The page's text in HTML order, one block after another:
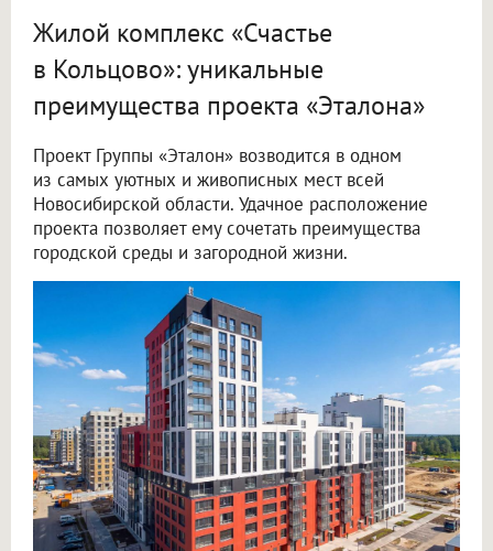
Жилой комплекс «Счастье
в Кольцово»: уникальные
преимущества проекта «Эталона»
Проект Группы «Эталон» возводится в одном
из самых уютных и живописных мест всей
Новосибирской области. Удачное расположение
проекта позволяет ему сочетать преимущества
городской среды и загородной жизни.